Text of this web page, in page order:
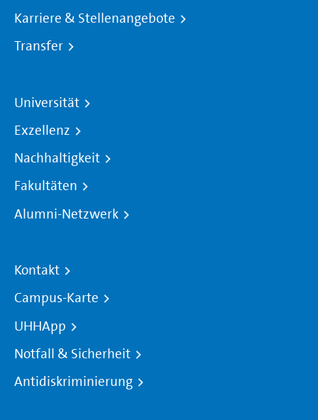
Karriere & Stellenangebote
Transfer
Universität
Exzellenz
Nachhaltigkeit
Fakultäten
Alumni-Netzwerk
Kontakt
Campus-Karte
UHHApp
Notfall & Sicherheit
Antidiskriminierung